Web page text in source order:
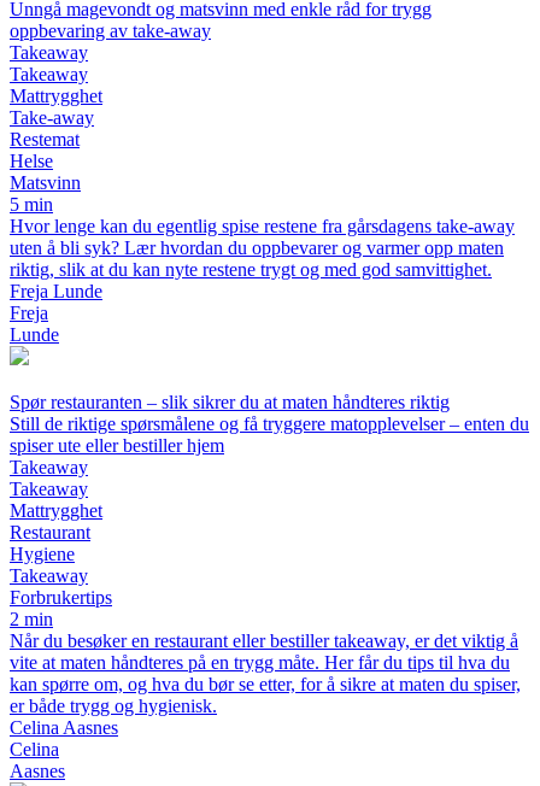
Unngå magevondt og matsvinn med enkle råd for trygg
oppbevaring av take-away
Takeaway
Takeaway
Mattrygghet
Take-away
Restemat
Helse
Matsvinn
5 min
Hvor lenge kan du egentlig spise restene fra gårsdagens take-away
uten å bli syk? Lær hvordan du oppbevarer og varmer opp maten
riktig, slik at du kan nyte restene trygt og med god samvittighet.
Freja Lunde
Freja
Lunde
Spør restauranten – slik sikrer du at maten håndteres riktig
Still de riktige spørsmålene og få tryggere matopplevelser – enten du
spiser ute eller bestiller hjem
Takeaway
Takeaway
Mattrygghet
Restaurant
Hygiene
Takeaway
Forbrukertips
2 min
Når du besøker en restaurant eller bestiller takeaway, er det viktig å
vite at maten håndteres på en trygg måte. Her får du tips til hva du
kan spørre om, og hva du bør se etter, for å sikre at maten du spiser,
er både trygg og hygienisk.
Celina Aasnes
Celina
Aasnes